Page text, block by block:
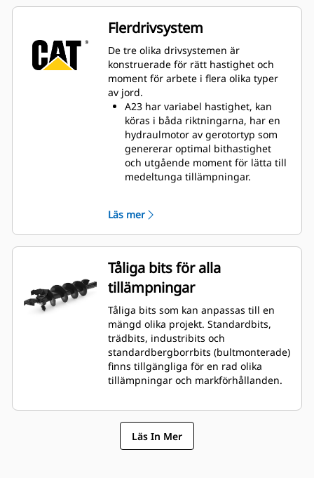
Flerdrivsystem
De tre olika drivsystemen är
konstruerade för rätt hastighet och
moment för arbete i flera olika typer
av jord.
A23 har variabel hastighet, kan
köras i båda riktningarna, har en
hydraulmotor av gerotortyp som
genererar optimal bithastighet
och utgående moment för lätta till
medeltunga tillämpningar.
hydraulmotor av gerotortyp med
enkelt reduktionsplanetsystem
kopplad till en planetväxellåda för
optimal bithastighet och utgående
moment för medeltunga till tunga
tillämpningar.
A68 har variabel hastighet, kan
köras i båda riktningarna, har en
hydraulmotor av kugghjulstyp
med dubbelt
reduktionsplanetsystem kopplad
till en planetväxellåda för optimal
bithastighet och utgående
Läs mer
Tåliga bits för alla
tillämpningar
Tåliga bits som kan anpassas till en
mängd olika projekt. Standardbits,
trädbits, industribits och
standardbergborrbits (bultmonterade)
finns tillgängliga för en rad olika
tillämpningar och markförhållanden.
Läs In Mer